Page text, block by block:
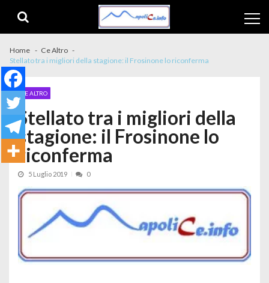
Home
Ce Altro
Stellato tra i migliori della stagione: il Frosinone lo riconferma
CE ALTRO
Stellato tra i migliori della
stagione: il Frosinone lo
riconferma
5 Luglio 2019 0